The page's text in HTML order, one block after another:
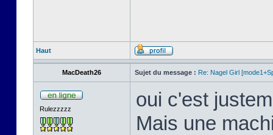
Haut
MacDeath26 Sujet du message : Re: Nagel Girl
Rulezzzzz
oui c'est
Mais une